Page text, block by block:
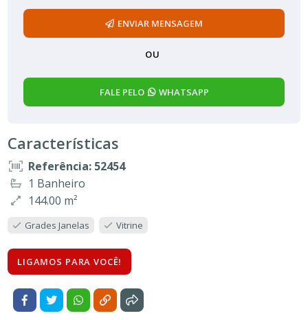
ENVIAR MENSAGEM
OU
FALE PELO WHATSAPP
Características
Referência: 52454
1 Banheiro
144.00 m²
Grades Janelas Vitrine
LIGAMOS PARA VOCÊ!